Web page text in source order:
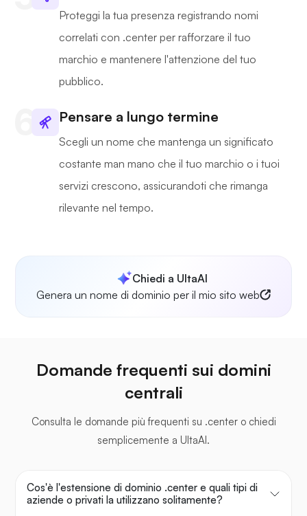
Proteggi la tua presenza registrando nomi
correlati con .center per rafforzare il tuo
marchio e mantenere l'attenzione del tuo
pubblico.
Pensare a lungo termine
Scegli un nome che mantenga un significato
costante man mano che il tuo marchio o i tuoi
servizi crescono, assicurandoti che rimanga
rilevante nel tempo.
Chiedi a UltaAI
Genera un nome di dominio per il mio sito web
Domande frequenti sui domini
centrali
Consulta le domande più frequenti su .center o chiedi
semplicemente a UltaAI.
Cos'è l'estensione di dominio .center e quali tipi di
aziende o privati la utilizzano solitamente?